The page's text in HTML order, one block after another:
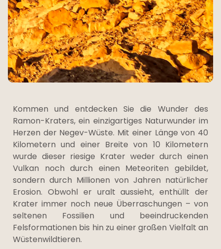
Kommen und entdecken Sie die Wunder des
Ramon-Kraters, ein einzigartiges Naturwunder im
Herzen der Negev-Wüste. Mit einer Länge von 40
Kilometern und einer Breite von 10 Kilometern
wurde dieser riesige Krater weder durch einen
Vulkan noch durch einen Meteoriten gebildet,
sondern durch Millionen von Jahren natürlicher
Erosion. Obwohl er uralt aussieht, enthüllt der
Krater immer noch neue Überraschungen – von
seltenen Fossilien und beeindruckenden
Felsformationen bis hin zu einer großen Vielfalt an
Wüstenwildtieren.